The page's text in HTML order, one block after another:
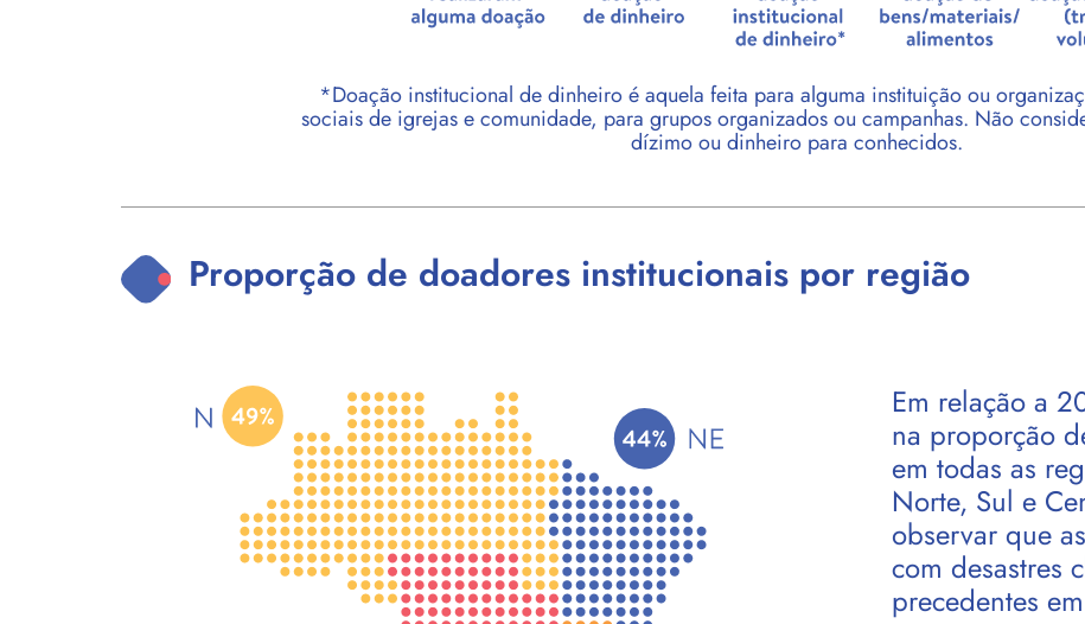
*Doação institucional de dinheiro é aquela feita para alguma instituição ou
sociais de igrejas e comunidade, para grupos organizados ou campanhas. Não
dízimo ou dinheiro para conhecidos.
Proporção de doadores institucionais por região
Em relação a
na proporção
em todas as
Norte, Sul e
observar que
com desastres
precedentes